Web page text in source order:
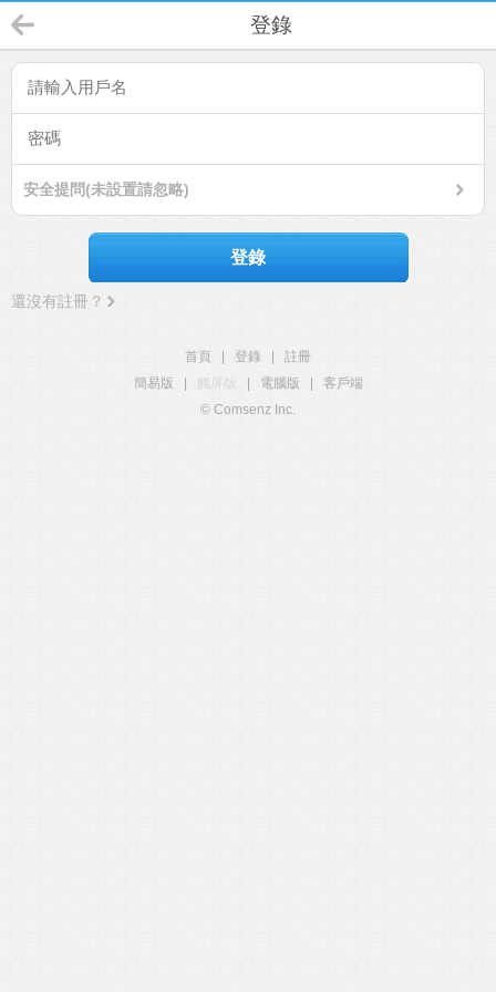
登錄
安全提問(未設置請忽略)
登錄
還沒有註冊？
首頁 登錄
註冊
簡易版
觸屏版 電腦版
客戶端
© Comsenz Inc.